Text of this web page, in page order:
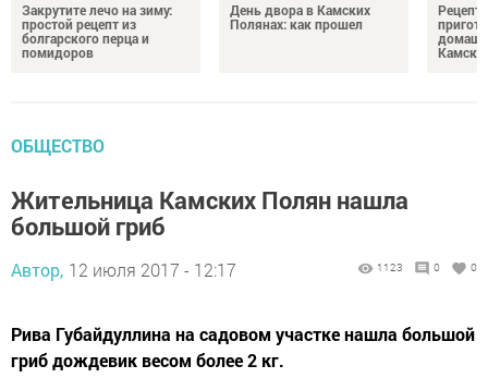
Закрутите лечо на зиму:
простой рецепт из
болгарского перца и
помидоров
День двора в Камских
Полянах: как прошел
ОБЩЕСТВО
Жительница Камских Полян нашла
большой гриб
Автор, 12 июля 2017 - 12:17 1123 0 0
Рива Губайдуллина на садовом участке нашла большой
гриб дождевик весом более 2 кг.